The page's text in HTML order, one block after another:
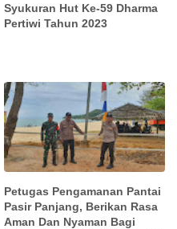
Syukuran Hut Ke-59 Dharma
Pertiwi Tahun 2023
Petugas Pengamanan Pantai
Pasir Panjang, Berikan Rasa
Aman Dan Nyaman Bagi